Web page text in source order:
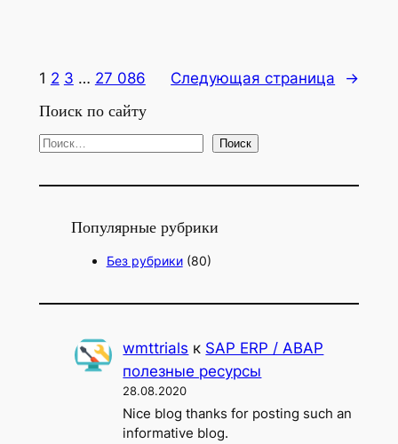
1 2 3 … 27 086 Следующая страница →
Поиск по сайту
П
и
Поиск
Популярные рубрики
Без рубрики(80)
wmttrials к SAP ERP / ABAP
полезные ресурсы
28.08.2020
Nice blog thanks for posting such an
informative blog.